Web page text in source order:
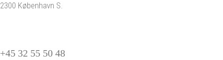
2300 København S.
+45 32 55 50 48